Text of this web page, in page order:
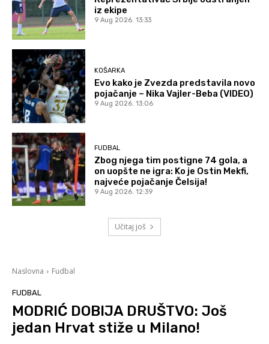
iz ekipe
9 Aug 2026. 13:33
KOŠARKA
Evo kako je Zvezda predstavila novo
pojačanje – Nika Vajler-Beba (VIDEO)
9 Aug 2026. 13:06
FUDBAL
Zbog njega tim postigne 74 gola, a
on uopšte ne igra: Ko je Ostin Mekfi,
najveće pojačanje Čelsija!
9 Aug 2026. 12:39
Učitaj još